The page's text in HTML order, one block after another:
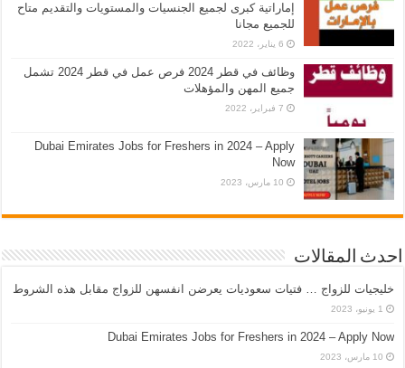
إماراتية كبرى لجميع الجنسيات والمستويات والتقديم متاح
للجميع مجانا
6 يناير، 2022
وظائف في قطر 2024 فرص عمل في قطر 2024 تشمل
جميع المهن والمؤهلات
7 فبراير، 2022
Dubai Emirates Jobs for Freshers in 2024 – Apply
Now
10 مارس، 2023
احدث المقالات
خليجيات للزواج … فتيات سعوديات يعرضن انفسهن للزواج مقابل هذه الشروط
1 يونيو، 2023
Dubai Emirates Jobs for Freshers in 2024 – Apply Now
10 مارس، 2023